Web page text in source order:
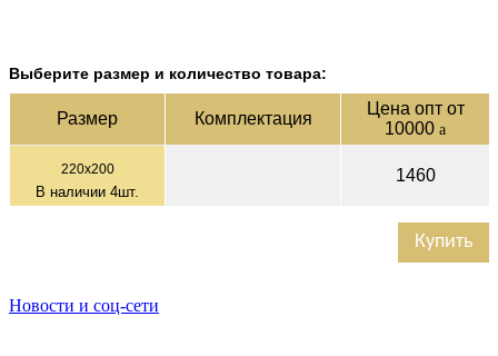
Выберите размер и количество товара:
Раз­мер Ком­плек­тация
Цена опт от
10000 a
220х200
В наличии 4шт.
1460
Купить
Новости и соц-сети